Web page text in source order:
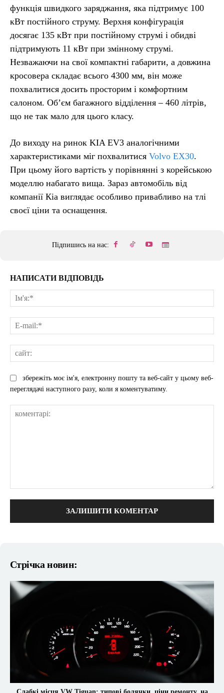
функція швидкого заряджання, яка підтримує 100
кВт постійного струму. Верхня конфігурація
досягає 135 кВт при постійному струмі і обидві
підтримують 11 кВт при змінному струмі.
Незважаючи на свої компактні габарити, а довжина
кросовера складає всього 4300 мм, він може
похвалитися досить просторим і комфортним
салоном. Об’єм багажного відділення – 460 літрів,
що не так мало для цього класу.
До виходу на ринок KIA EV3 аналогічними
характеристиками міг похвалитися Volvo EX30.
При цьому його вартість у порівнянні з корейською
моделлю набагато вища. Зараз автомобіль від
компанії Кіа виглядає особливо привабливо на тлі
своєї ціни та оснащення.
Підпишись на нас:
НАПИСАТИ ВІДПОВІДЬ
збережіть моє ім'я, електронну пошту та веб-сайт у цьому веб-
переглядачі наступного разу, коли я коментуватиму.
Стрічка новин: